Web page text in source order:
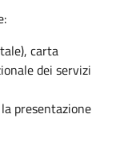
carta
dei servizi
presentazione